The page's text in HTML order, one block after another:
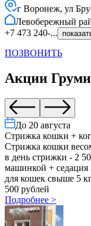
г Воронеж, ул
Левобережный
+7 473 240-...
ПОЗВОНИТЬ
Акции
До 20 августа
Стрижка кошки +
Стрижка кошки
в день стрижки - 2
машинкой + седация
для кошек свыше 5
500 рублей
Подробнее >